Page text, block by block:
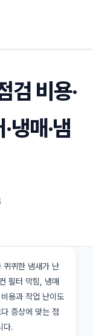
검 비용·
냉매·냄
퀴퀴한 냄새가 난
필터 막힘, 냉매
용과 작업 난이도
증상에 맞는 점
다.